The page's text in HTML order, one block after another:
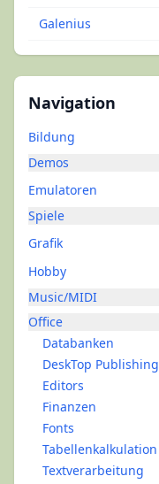
Navigation
Bildung
Demos
Emulatoren
Spiele
Grafik
Hobby
Music/MIDI
Office
Databanken
DeskTop Publishing
Editors
Finanzen
Fonts
Tabellenkalkulation
Textverarbeitung
Galenius